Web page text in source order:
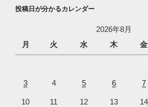
投稿日が分かるカレンダー
2026年8月
月
火 水 木 金
3 4 5 6 7
10 11 12 13 14